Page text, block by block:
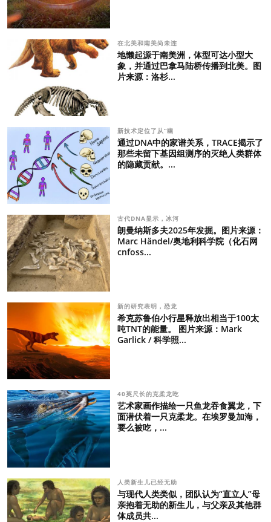
在北美和南美尚未连
地懒起源于南美洲，体型可达小型大
象，并通过巴拿马陆桥传播到北美。图
片来源：洛杉...
新技术定位了从“幽
通过DNA中的家谱关系，TRACE揭示了
那些未留下基因组测序的灭绝人类群体
的隐藏贡献。...
古代DNA显示，冰河
朗曼纳斯多夫2025年发掘。图片来源：
Marc Händel/奥地利科学院（化石网
cnfoss...
新的研究表明，恐龙
希克苏鲁伯小行星释放出相当于100太
吨TNT的能量。 图片来源：Mark
Garlick / 科学照...
40英尺长的克柔龙吃
艺术家画作描绘一只鱼龙吞食翼龙，下
面潜伏着一只克柔龙。在埃罗曼加海，
要么被吃，...
人类新生儿已经无助
与现代人类类似，团队认为“直立人”母
亲抱着无助的新生儿，与父亲及其他群
体成员共...